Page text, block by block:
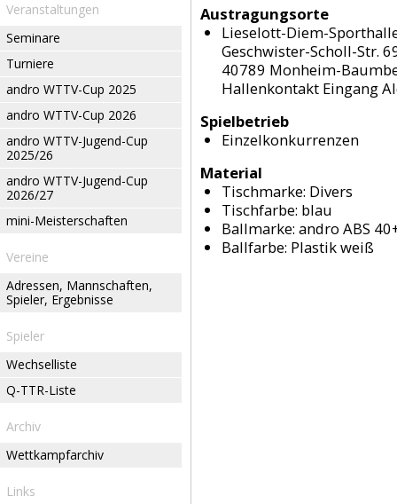
Veranstaltungen
Seminare
Turniere
andro WTTV-Cup 2025
andro WTTV-Cup 2026
andro WTTV-Jugend-Cup
2025/26
andro WTTV-Jugend-Cup
2026/27
mini-Meisterschaften
Vereine
Adressen, Mannschaften,
Spieler, Ergebnisse
Spieler
Wechselliste
Q-TTR-Liste
Archiv
Wettkampfarchiv
Links
Austragungsorte
Lieselott-Diem-
Geschwister-Scholl-Str.
40789 Monheim-
Hallenkontakt Eingang
Spielbetrieb
Einzelkonkurrenzen
Material
Tischmarke: Divers
Tischfarbe: blau
Ballmarke: andro ABS
Ballfarbe: Plastik weiß